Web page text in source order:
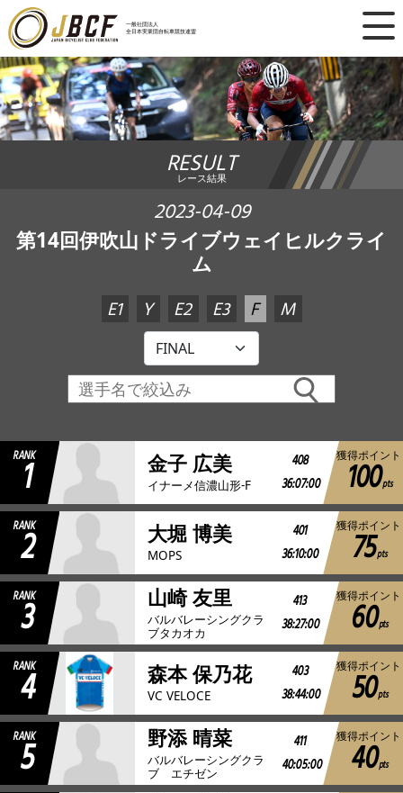
一般社団法人
全日本実業団自転車競技連盟
×
ニュース
レース日程
ランキング
レース結果
チーム・選手
競技ガイド
加盟・登録
エントリー
JBCF ROAD SERIESとは
RESULT
レース結果
2023-04-09
第14回伊吹山ドライブウェイヒルクライ
ム
E1 Y E2 E3 F M
RANK
1 金子 広美
イナーメ信濃山形-F
408
36:07:00
獲得ポイント
100pts
RANK
2 大堀 博美
MOPS
401
36:10:00
獲得ポイント
75pts
RANK
3 山崎 友里
バルバレーシングクラ
ブタカオカ
413
38:27:00
獲得ポイント
60pts
RANK
4 森本 保乃花
VC VELOCE
403
38:44:00
獲得ポイント
50pts
RANK
5 野添 晴菜
バルバレーシングクラ
ブ エチゼン
411
40:05:00
獲得ポイント
40pts